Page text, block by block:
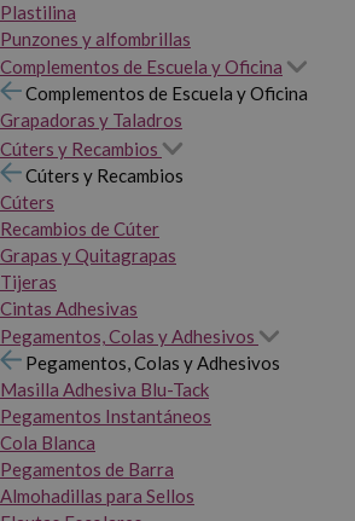
Plastilina
Punzones y alfombrillas
Complementos de Escuela y Oficina
Complementos de Escuela y Oficina
Grapadoras y Taladros
Cúters y Recambios
Cúters y Recambios
Cúters
Recambios de Cúter
Grapas y Quitagrapas
Tijeras
Cintas Adhesivas
Pegamentos, Colas y Adhesivos
Pegamentos, Colas y Adhesivos
Masilla Adhesiva Blu-Tack
Pegamentos Instantáneos
Cola Blanca
Pegamentos de Barra
Almohadillas para Sellos